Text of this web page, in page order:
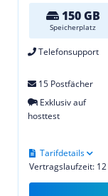
150 GB
Speicherplatz
Telefonsupport
15 Postfächer
Exklusiv auf
hosttest
Vertragslaufzeit:
Tarifdetails